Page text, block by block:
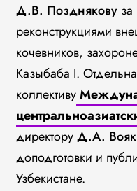
Д.В. Поздняковуза
реконструкциями
кочевников,
Казыбаба I.
коллективу
директоруД.А.
доподготовки и
Узбекистане.